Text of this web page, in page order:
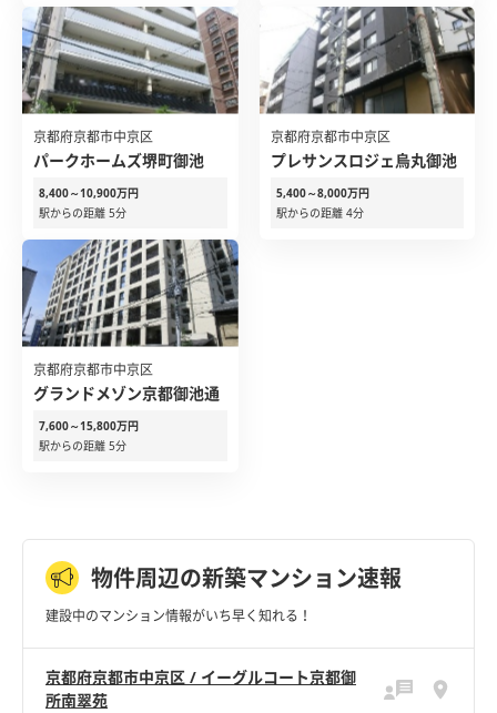
京都府京都市中京区
パークホームズ堺町御池
8,400～10,900万円
駅からの距離 5分
京都府京都市中京区
プレサンスロジェ烏丸御池
5,400～8,000万円
駅からの距離 4分
京都府京都市中京区
グランドメゾン京都御池通
7,600～15,800万円
駅からの距離 5分
物件周辺の新築マンション速報
建設中のマンション情報がいち早く知れる！
京都府京都市中京区 / イーグルコート京都御
所南翠苑